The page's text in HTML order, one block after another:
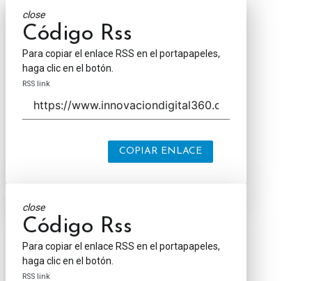
close
Código Rss
Para copiar el enlace RSS en el portapapeles,
haga clic en el botón.
RSS link
COPIAR ENLACE
close
Código Rss
Para copiar el enlace RSS en el portapapeles,
haga clic en el botón.
RSS link